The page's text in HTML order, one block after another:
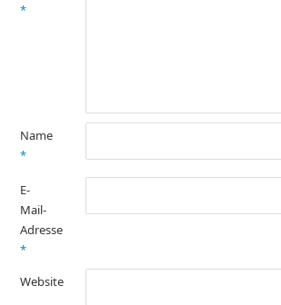
*
Name
*
E-
Mail-
Adresse
*
Website